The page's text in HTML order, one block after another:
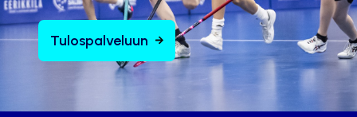
Tulospalveluun